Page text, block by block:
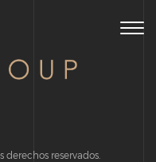
derechos reservados.